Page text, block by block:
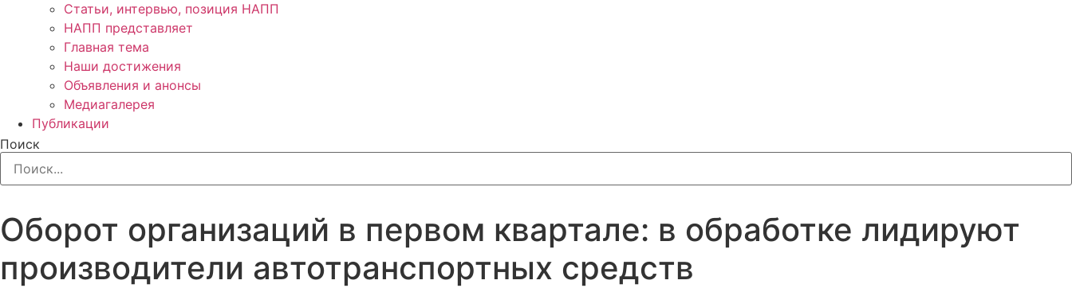
Статьи, интервью, позиция НАПП
НАПП представляет
Главная тема
Наши достижения
Объявления и анонсы
Медиагалерея
Публикации
Поиск
Оборот организаций в первом квартале: в обработке лидируют
производители автотранспортных средств